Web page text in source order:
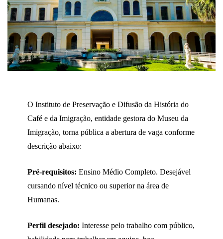
O Instituto de Preservação e Difusão da História do
Café e da Imigração, entidade gestora do Museu da
Imigração, torna pública a abertura de vaga conforme
descrição abaixo:
Pré-requisitos: Ensino Médio Completo. Desejável
cursando nível técnico ou superior na área de
Humanas.
Perfil desejado: Interesse pelo trabalho com público,